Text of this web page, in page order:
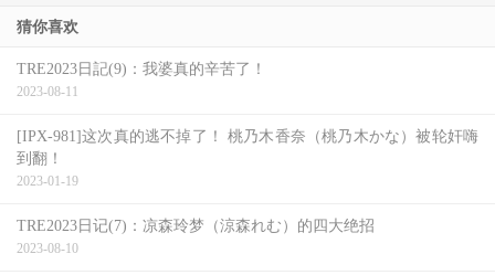
猜你喜欢
TRE2023日記(9)：我婆真的辛苦了！
2023-08-11
[IPX-981]这次真的逃不掉了！ 桃乃木香奈（桃乃木かな）被轮奸嗨
到翻！
2023-01-19
TRE2023日记(7)：凉森玲梦（涼森れむ）的四大绝招
2023-08-10